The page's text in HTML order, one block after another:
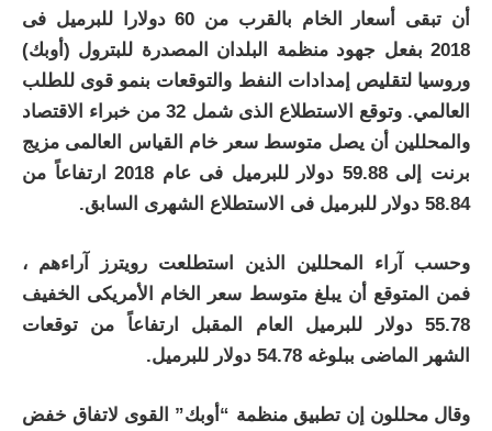
أن تبقى أسعار الخام بالقرب من 60 دولارا للبرميل فى
2018 بفعل جهود منظمة البلدان المصدرة للبترول (أوبك)
وروسيا لتقليص إمدادات النفط والتوقعات بنمو قوى للطلب
العالمي. وتوقع الاستطلاع الذى شمل 32 من خبراء الاقتصاد
والمحللين أن يصل متوسط سعر خام القياس العالمى مزيج
برنت إلى 59.88 دولار للبرميل فى عام 2018 ارتفاعاً من
58.84 دولار للبرميل فى الاستطلاع الشهرى السابق
.
وحسب آراء المحللين الذين استطلعت رويترز آراءهم ،
فمن المتوقع أن يبلغ متوسط سعر الخام الأمريكى الخفيف
55.78 دولار للبرميل العام المقبل ارتفاعاً من توقعات
الشهر الماضى ببلوغه 54.78 دولار للبرميل.
وقال محللون إن تطبيق منظمة “أوبك” القوى لاتفاق خفض